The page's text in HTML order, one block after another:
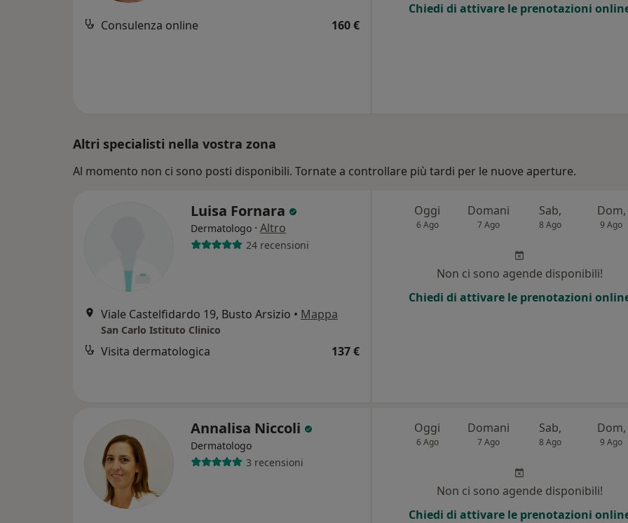
Consulenza online 160 €
Chiedi di attivare le prenotazioni
Altri specialisti nella vostra zona
Al momento non ci sono posti disponibili. Tornate a controllare più tardi per le nuove aperture.
Luisa Fornara
Dermatologo · Altro
24 recensioni
Viale Castelfidardo 19, Busto Arsizio • Mappa
San Carlo Istituto Clinico
Visita dermatologica 137 €
Oggi
6 Ago
Domani
7 Ago
Sab,
8 Ago
Dom,
9 Ago
Non ci sono agende disponibili!
Chiedi di attivare le prenotazioni
Annalisa Niccoli
Dermatologo
3 recensioni
Oggi
6 Ago
Domani
7 Ago
Sab,
8 Ago
Dom,
9 Ago
Non ci sono agende disponibili!
Chiedi di attivare le prenotazioni